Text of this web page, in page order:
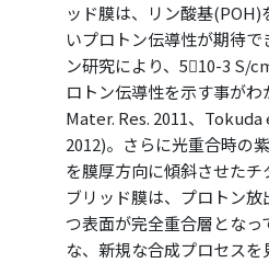
ッド膜は、リン酸基
いプロトン伝導性が期待
ン研究により、510-3 S/
ロトン伝導性を示す事が
Mater. Res. 2011、
2012)。さらに光重合時の
を膜厚方向に傾斜させた
ブリッド膜は、プロトン
つ表面が完全重合層とな
な、新規な合成プロセス